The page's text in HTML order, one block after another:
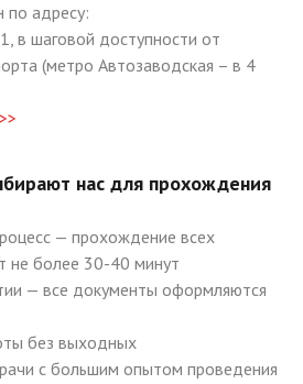
по адресу:
в шаговой доступности от
(метро Автозаводская – в 4
нас для прохождения
— прохождение всех
не более 30-40 минут
— все документы оформляются
без выходных
с большим опытом проведения